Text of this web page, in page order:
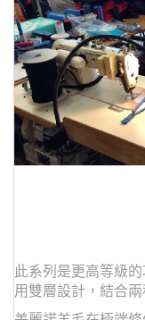
此系列是更高等級
用雙層設計，結合